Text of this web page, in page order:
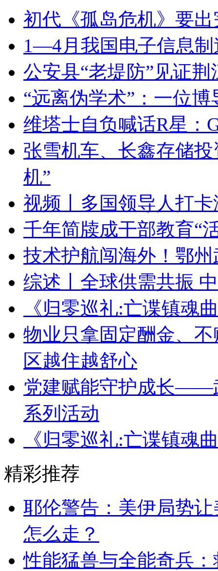
初代《孤岛危机》要
1—4月我国电子信息制
公安县“老堤防”见证
“远离伪学术”：一位
维塔士自负喊话R星：
张雪机车、长鑫存储
机”
视频丨多国领导人打
千年简牍成干部教育“
技术护航闯海外！鄂
综述丨全球供需共振
《归零巡礼:亡谍镇魂
物业只拿固定酬金、
区越住越舒心
党建赋能守护成长——
系列活动
《归零巡礼:亡谍镇魂
精彩推荐
耶伦警告：美伊局势
怎么走？
性能猛兽与全能奇兵